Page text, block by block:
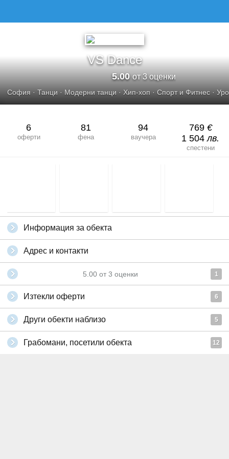
VS Dance
5.00от 3 оценки
София · Танци · Модерни танци · Хип-хоп · Спорт и Фитнес ·
6
оферти
81
фена
94
ваучера
769 €
1 504лв.
спестени
Информация за обекта
Адрес и контакти
5.00 от 3 оценки 1
Изтекли оферти 6
Други обекти наблизо 5
Грабомани, посетили обекта 12